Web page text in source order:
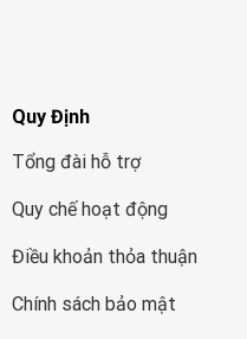
Quy Định
Tổng đài hỗ trợ
Quy chế hoạt động
Điều khoản thỏa thuận
Chính sách bảo mật